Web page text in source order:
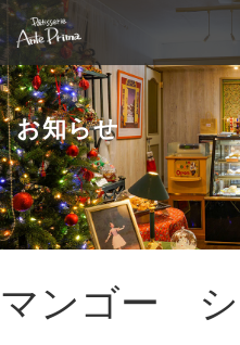
お知らせ
マンゴー シ